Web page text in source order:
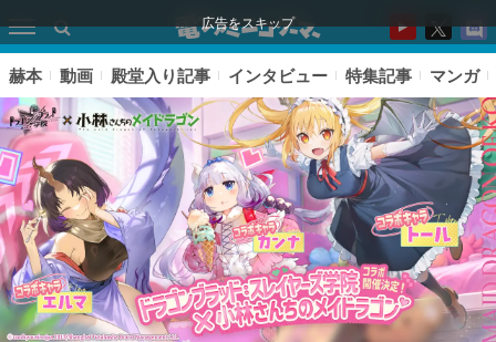
広告をスキップ
赫本 動画 殿堂入り記事 インタビュー 特集記事 マンガ